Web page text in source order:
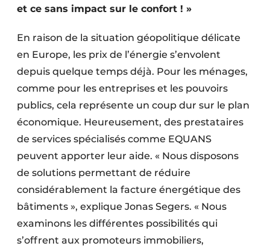
Rénovation
Sécurité incendie
Software
Techniques ferroviaires
Travaux ferroviaires
et ce sans impact sur le confort ! »
En raison de la situation géopolitique délicate
en Europe, les prix de l’énergie s’envolent
depuis quelque temps déjà. Pour les ménages,
comme pour les entreprises et les pouvoirs
publics, cela représente un coup dur sur le plan
économique. Heureusement, des prestataires
de services spécialisés comme EQUANS
peuvent apporter leur aide. « Nous disposons
de solutions permettant de réduire
considérablement la facture énergétique des
bâtiments », explique Jonas Segers. « Nous
examinons les différentes possibilités qui
s’offrent aux promoteurs immobiliers,